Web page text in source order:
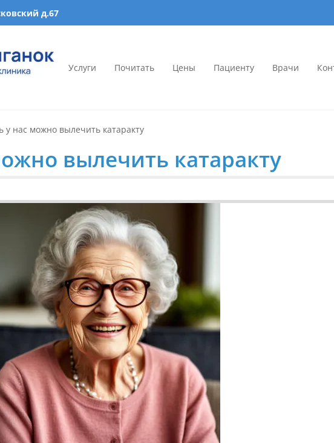
д.67
Услуги Почитать Цены Пациенту Врачи
у нас можно вылечить катаракту
вылечить катаракту